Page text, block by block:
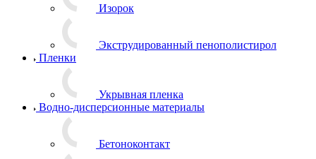
Изорок
Экструдированный пенополистирол
Пленки
Укрывная пленка
Водно-дисперсионные материалы
Бетоноконтакт